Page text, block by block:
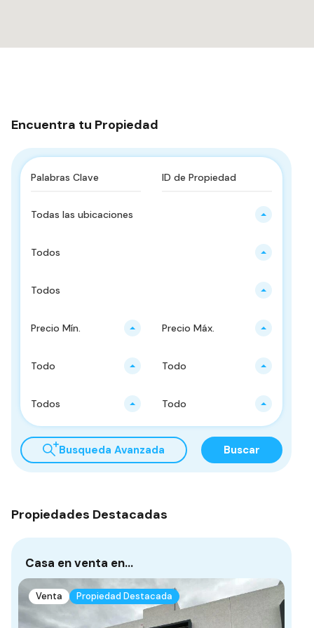
Encuentra tu Propiedad
Todas las ubicaciones
Todos
Todos
Precio Mín. Precio Máx.
Todo Todo
Todos Todo
Busqueda Avanzada Buscar
Propiedades Destacadas
Casa en venta en…
Venta Propiedad Destacada